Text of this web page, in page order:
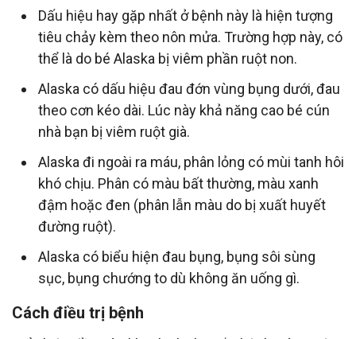
Dấu hiệu hay gặp nhất ở bệnh này là hiện tượng
tiêu chảy kèm theo nôn mửa. Trường hợp này, có
thể là do bé Alaska bị viêm phần ruột non.
Alaska có dấu hiệu đau đớn vùng bụng dưới, đau
theo cơn kéo dài. Lúc này khả năng cao bé cún
nhà bạn bị viêm ruột già.
Alaska đi ngoài ra máu, phân lỏng có mùi tanh hôi
khó chịu. Phân có màu bất thường, màu xanh
đậm hoặc đen (phân lẫn màu do bị xuất huyết
đường ruột).
Alaska có biểu hiện đau bụng, bụng sôi sùng
sục, bụng chướng to dù không ăn uống gì.
Cách điều trị bệnh